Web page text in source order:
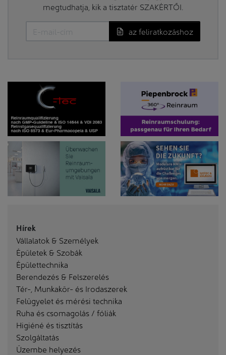
megtudhatja, kik a tisztatér SZAKÉRTŐI.
az feliratkozáshoz
Hírek
Vállalatok & Személyek
Épületek & Szobák
Épülettechnika
Berendezés & Felszerelés
Tér-, Munkakör- és Irodaszerek
Felügyelet és mérési technika
Ruha és csomagolás / fóliák
Higiéné és tisztítás
Szolgáltatás
Üzembe helyezés